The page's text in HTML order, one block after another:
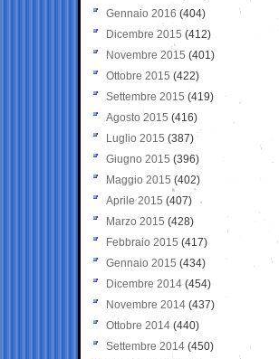
Gennaio 2016 (404)
Dicembre 2015 (412)
Novembre 2015 (401)
Ottobre 2015 (422)
Settembre 2015 (419)
Agosto 2015 (416)
Luglio 2015 (387)
Giugno 2015 (396)
Maggio 2015 (402)
Aprile 2015 (407)
Marzo 2015 (428)
Febbraio 2015 (417)
Gennaio 2015 (434)
Dicembre 2014 (454)
Novembre 2014 (437)
Ottobre 2014 (440)
Settembre 2014 (450)